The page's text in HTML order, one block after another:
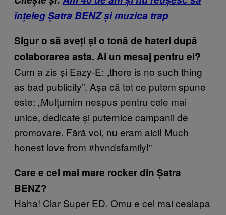
înțeleg Șatra BENZ și muzica trap
Sigur o să aveți și o tonă de hateri după
colaborarea asta. Ai un mesaj pentru ei?
Cum a zis și Eazy-E: „there is no such thing
as bad publicity”. Așa că tot ce putem spune
este: „Mulțumim nespus pentru cele mai
unice, dedicate și puternice campanii de
promovare. Fără voi, nu eram aici! Much
honest love from #hvndsfamily!”
Care e cel mai mare rocker din Șatra
BENZ?
Haha! Clar Super ED. Omu e cel mai cealapa